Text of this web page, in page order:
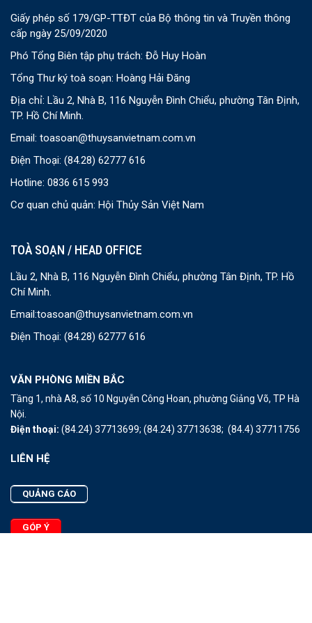
Giấy phép số 179/GP-TTĐT của Bộ thông tin và Truyền thông
cấp ngày 25/09/2020
Phó Tổng Biên tập phụ trách: Đỗ Huy Hoàn
Tổng Thư ký toà soạn: Hoàng Hải Đăng
Địa chỉ: Lầu 2, Nhà B, 116 Nguyễn Đình Chiểu, phường Tân Định,
TP. Hồ Chí Minh.
Email: toasoan@thuysanvietnam.com.vn
Điện Thoại: (84.28) 62777 616
Hotline: 0836 615 993
Cơ quan chủ quản: Hội Thủy Sản Việt Nam
TOÀ SOẠN / HEAD OFFICE
Lầu 2, Nhà B, 116 Nguyễn Đình Chiểu, phường Tân Định, TP. Hồ
Chí Minh.
Email:toasoan@thuysanvietnam.com.vn
Điện Thoại: (84.28) 62777 616
VĂN PHÒNG MIỀN BẮC
Tầng 1, nhà A8, số 10 Nguyễn Công Hoan, phường Giảng Võ, TP Hà
Nội.
Điện thoại: (84.24) 37713699; (84.24) 37713638; (84.4) 37711756
LIÊN HỆ
QUẢNG CÁO
GÓP Ý